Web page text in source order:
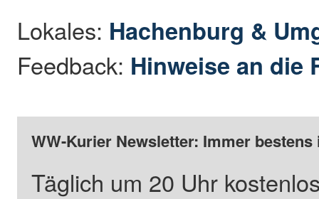
Lokales: Hachenburg &
Feedback: Hinweise an die
WW-Kurier Newsletter: Immer
Täglich um 20 Uhr